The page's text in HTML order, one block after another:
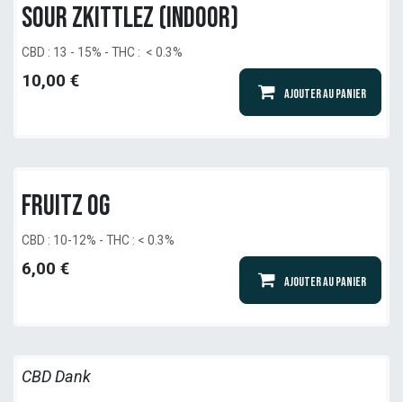
Sour Zkittlez (indoor)
CBD : 13 - 15% - THC : < 0.3%
10,00 €
Ajouter au panier
Fruitz OG
CBD : 10-12% - THC : < 0.3%
6,00 €
Ajouter au panier
CBD Dank